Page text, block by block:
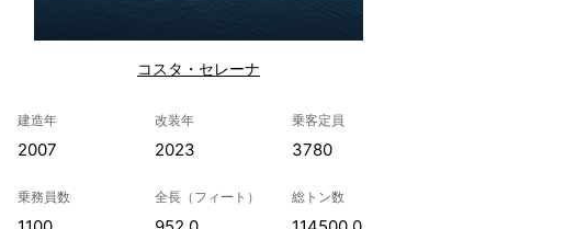
コスタ・セレーナ
建造年
2007
改装年
2023
乗客定員
3780
乗務員数 全長（フィート） 総トン数